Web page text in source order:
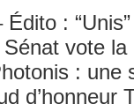
:
vote
: une
d’honneur